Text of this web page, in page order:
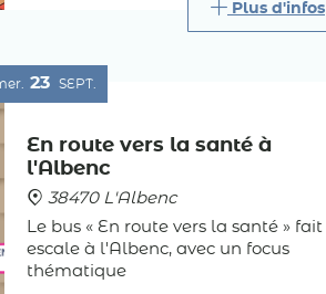
Plus d'infos
23 SEPT.
En route vers la santé à
l'Albenc
38470 L'Albenc
Le bus « En route vers la santé » fait
escale à l'Albenc, avec un focus
thématique